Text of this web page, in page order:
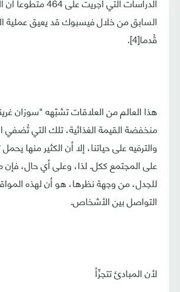
السابق من خلال فيسبوك قد يعيق عملية
قُدما[4].
هذا العالم من العلاقات تشبّهه "سوزان
منخفضة القيمة الغذائية، تلك التي تُضفي
والترفيه على حياتنا، إلا أن الكثير منها يحمل
على المجتمع ككل. لذا، وعلى أي حال، فإن
للجدل، من وجهة نظرها، هو أن لهذه
التواصل بين الأشخاص.
لأن المبادئ تتجزّأ